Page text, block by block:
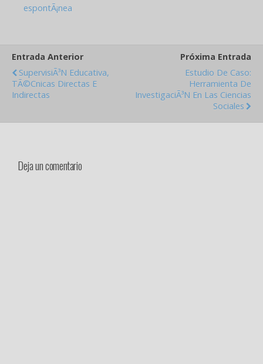
comienzos de siglo E.L.
espontÃ¡nea
Entrada Anterior
SupervisiÃ³n Educativa,
TÃ©cnicas Directas E
Indirectas
Próxima Entrada
Estudio De Caso:
Herramienta De
InvestigaciÃ³n En Las Ciencias
Sociales
Deja un comentario